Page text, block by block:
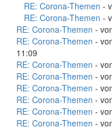
RE: Corona-Themen -
RE: Corona-Themen -
RE: Corona-Themen -
RE: Corona-Themen -
11:09
RE: Corona-Themen -
RE: Corona-Themen -
RE: Corona-Themen -
RE: Corona-Themen -
RE: Corona-Themen -
RE: Corona-Themen -